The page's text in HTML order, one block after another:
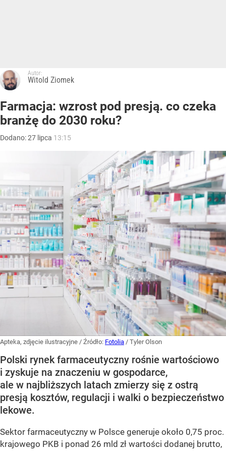
Autor:
Witold Ziomek
Farmacja: wzrost pod presją. co czeka
branżę do 2030 roku?
Dodano:27 lipca 13:15
Apteka, zdjęcie ilustracyjne / Źródło: Fotolia / Tyler Olson
Polski rynek farmaceutyczny rośnie wartościowo
i zyskuje na znaczeniu w gospodarce,
ale w najbliższych latach zmierzy się z ostrą
presją kosztów, regulacji i walki o bezpieczeństwo
lekowe.
Sektor farmaceutyczny w Polsce generuje około 0,75 proc.
krajowego PKB i ponad 26 mld zł wartości dodanej brutto,